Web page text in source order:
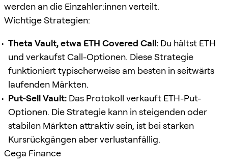
werden an die Einzahler:innen verteilt.
Wichtige Strategien:
Theta Vault, etwa ETH Covered Call: Du hältst ETH
und verkaufst Call-Optionen. Diese Strategie
funktioniert typischerweise am besten in seitwärts
laufenden Märkten.
Put-Sell Vault: Das Protokoll verkauft ETH-Put-
Optionen. Die Strategie kann in steigenden oder
stabilen Märkten attraktiv sein, ist bei starken
Kursrückgängen aber verlustanfällig.
Cega Finance